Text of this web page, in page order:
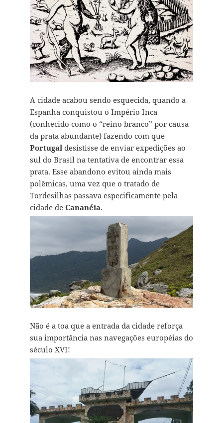
A cidade acabou sendo esquecida, quando a
Espanha conquistou o Império Inca
(conhecido como o “reino branco” por causa
da prata abundante) fazendo com que
Portugaldesistisse de enviar expedições ao
sul do Brasil na tentativa de encontrar essa
prata. Esse abandono evitou ainda mais
polêmicas, uma vez que o tratado de
Tordesilhas passava especificamente pela
cidade de Cananéia.
Não é a toa que a entrada da cidade reforça
sua importância nas navegações européias do
século XVI!